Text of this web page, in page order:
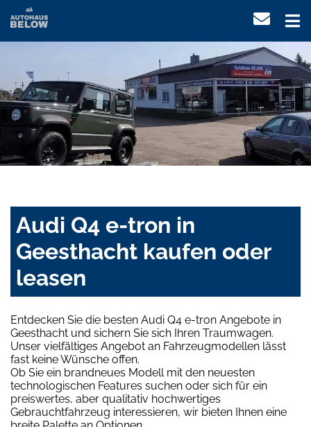
Audi Q4 e-tron in
Geesthacht kaufen oder
leasen
Entdecken Sie die besten Audi Q4 e-tron Angebote in
Geesthacht und sichern Sie sich Ihren Traumwagen.
Unser vielfältiges Angebot an Fahrzeugmodellen lässt
fast keine Wünsche offen.
Ob Sie ein brandneues Modell mit den neuesten
technologischen Features suchen oder sich für ein
preiswertes, aber qualitativ hochwertiges
Gebrauchtfahrzeug interessieren, wir bieten Ihnen eine